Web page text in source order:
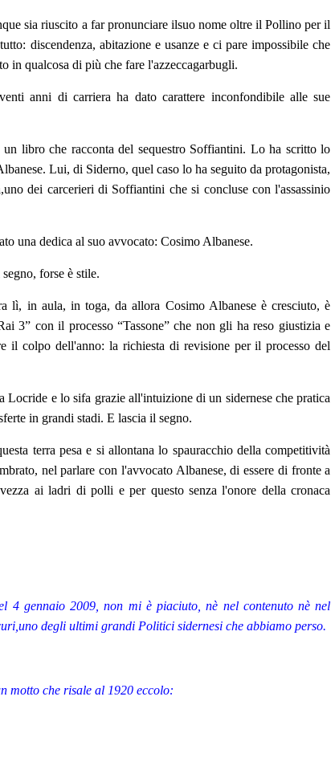
sia riuscito a far pronunciare ilsuo nome oltre il Pollino per il
discendenza, abitazione e usanze e ci pare impossibile che
in qualcosa di più che fare l'azzeccagarbugli.
anni di carriera ha dato carattere inconfondibile alle sue
libro che racconta del sequestro Soffiantini. Lo ha scritto lo
Lui, di Siderno, quel caso lo ha seguito da protagonista,
uno dei carcerieri di Soffiantini che si concluse con l'assassinio
una dedica al suo avvocato: Cosimo Albanese.
forse è stile.
lì, in aula, in toga, da allora Cosimo Albanese è cresciuto, è
3” con il processo “Tassone” che non gli hareso giustizia e
il colpo dell'anno: la richiesta di revisione per il processo del
Locride e lo sifa grazie all'intuizione di un sidernese che pratica
in grandi stadi. E lascia il segno.
terra pesa e si allontana lo spauracchio della competitività
nel parlare con l'avvocato Albanese, di essere di fronte a
ai ladri di polli e per questo senza l'onore della cronaca
gennaio 2009, non mi è piaciuto, nè nel contenuto nè nel
degli ultimi grandi Politici sidernesi che abbiamo perso.
motto che risale al 1920 eccolo: